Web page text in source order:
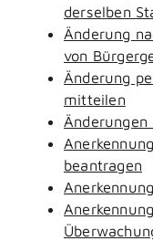
derselben
Änderung
von
Änderung
mitteilen
Änderungen
beantragen